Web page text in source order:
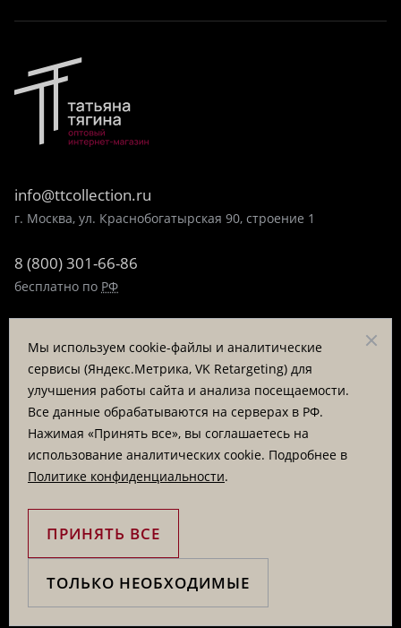
info@ttcollection.ru
г. Москва, ул. Краснобогатырская 90, строение 1
8 (800) 301-66-86
бесплатно по РФ
пн-пт 9:00-17:00
Заказать звонок
Вся информация на сайте представлена для ознакомления
и не является публичной офертой
Мы используем cookie-файлы и аналитические
сервисы (Яндекс.Метрика, VK Retargeting) для
улучшения работы сайта и анализа посещаемости.
Все данные обрабатываются на серверах в РФ.
Нажимая «Принять все», вы соглашаетесь на
использование аналитических cookie. Подробнее в
Политике конфиденциальности.
ПРИНЯТЬ ВСЕ
ТОЛЬКО НЕОБХОДИМЫЕ